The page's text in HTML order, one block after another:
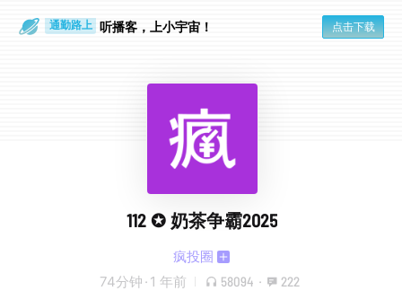
通勤路上 听播客，上小宇宙！ 点击下载
112 ✪ 奶茶争霸2025
疯投圈
74分钟 · 1 年前 58094 · 222